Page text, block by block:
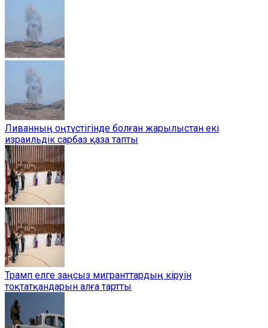
Ливанның оңтүстігінде болған жарылыстан екі
израильдік сарбаз қаза тапты
Трамп елге заңсыз мигранттардың кіруін
тоқтатқандарын алға тартты